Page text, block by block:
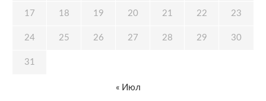
17 18 19 20 21 22 23
24 25 26 27 28 29 30
31
« Июл